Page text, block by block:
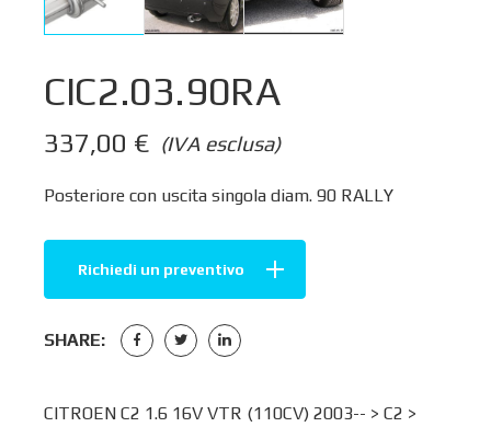
CIC2.03.90RA
(IVA esclusa)
337,00 €
Posteriore con uscita singola diam. 90 RALLY
Richiedi un preventivo
SHARE:
CITROEN C2 1.6 16V VTR (110CV) 2003-- > C2 >